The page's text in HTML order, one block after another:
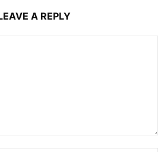
A REPLY